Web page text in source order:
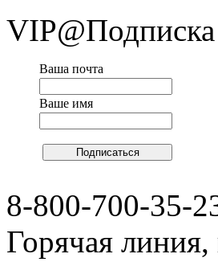
VIP@Подписка
Ваша почта
Ваше имя
8-800-700-35-
Горячая